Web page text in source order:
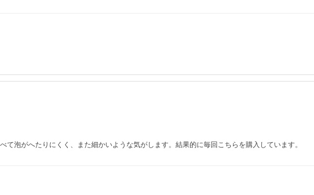
泡がへたりにくく、また細かいような気がします。結果的に毎回こちらを購入しています。